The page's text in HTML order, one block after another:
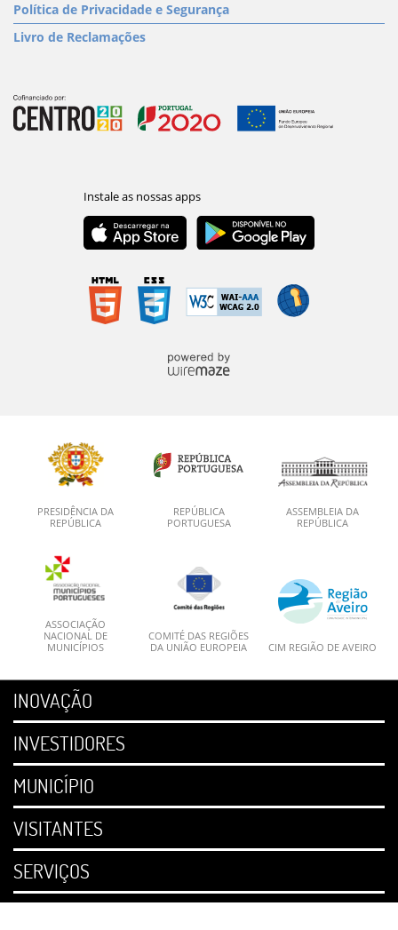
Política de Privacidade e Segurança
Livro de Reclamações
PRESIDÊNCIA DA
REPÚBLICA
REPÚBLICA
PORTUGUESA
ASSEMBLEIA DA
REPÚBLICA
ASSOCIAÇÃO
NACIONAL DE
MUNICÍPIOS
COMITÉ DAS REGIÕES
DA UNIÃO EUROPEIA
CIM REGIÃO DE AVEIRO
INOVAÇÃO
INVESTIDORES
MUNICÍPIO
VISITANTES
SERVIÇOS